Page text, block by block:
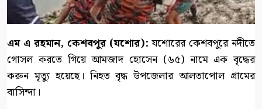
এম এ রহমান, কেশবপুর (যশোর): যশোরের কেশবপুরে নদীতে
গোসল করতে গিয়ে আমজাদ হোসেন (৬৫) নামে এক বৃদ্ধের
করুন মৃত্যু হয়েছে। নিহত বৃদ্ধ উপজেলার আলতাপোল গ্রামের
বাসিন্দা।